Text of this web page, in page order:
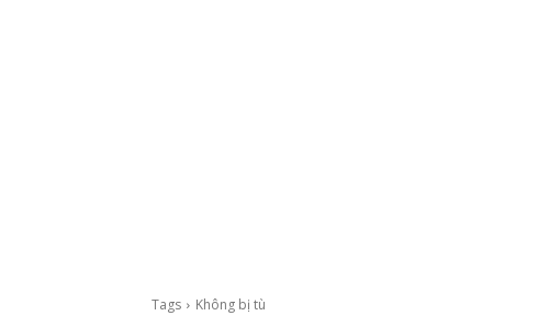
Tags Không bị tù